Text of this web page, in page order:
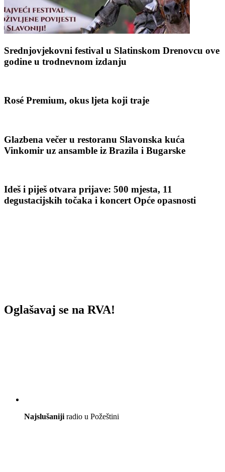
Srednjovjekovni festival u Slatinskom Drenovcu ove
godine u trodnevnom izdanju
Rosé Premium, okus ljeta koji traje
Glazbena večer u restoranu Slavonska kuća
Vinkomir uz ansamble iz Brazila i Bugarske
Ideš i piješ otvara prijave: 500 mjesta, 11
degustacijskih točaka i koncert Opće opasnosti
Oglašavaj se na RVA!
Najslušaniji radio u Požeštini